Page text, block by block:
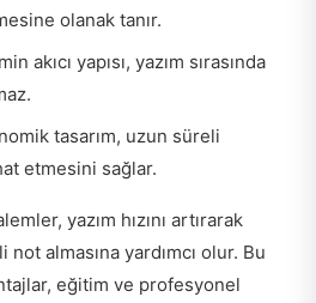
olanak tanır.
akıcı yapısı, yazım sırasında
tasarım, uzun süreli
etmesini sağlar.
yazım hızını artırarak
not almasına yardımcı olur. Bu
eğitim ve profesyonel